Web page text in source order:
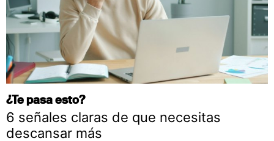
¿Te pasa esto?
6 señales claras de que necesitas
descansar más